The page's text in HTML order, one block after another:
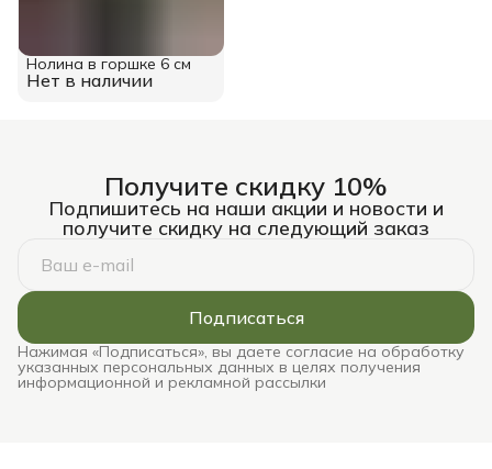
Нет в наличии
Нолина в горшке 6 см
Получите скидку 10%
Подпишитесь на наши акции и новости и
получите скидку на следующий заказ
Подписаться
Нажимая «Подписаться», вы даете согласие на обработку
указанных персональных данных в целях получения
информационной и рекламной рассылки